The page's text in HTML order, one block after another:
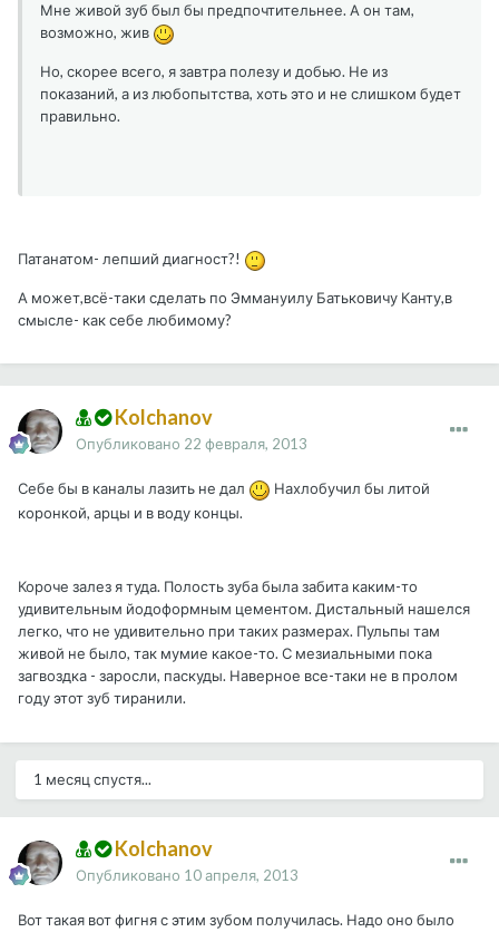
Мне живой зуб был бы предпочтительнее. А он там,
возможно, жив
Но, скорее всего, я завтра полезу и добью. Не из
показаний, а из любопытства, хоть это и не слишком будет
правильно.
Патанатом- лепший диагност?!
А может,всё-таки сделать по Эммануилу Батьковичу Канту,в
смысле- как себе любимому?
Kolchanov
Опубликовано 22 февраля, 2013
Себе бы в каналы лазить не дал
Нахлобучил бы литой
коронкой, арцы и в воду концы.
Короче залез я туда. Полость зуба была забита каким-то
удивительным йодоформным цементом. Дистальный нашелся
легко, что не удивительно при таких размерах. Пульпы там
живой не было, так мумие какое-то. С мезиальными пока
загвоздка - заросли, паскуды. Наверное все-таки не в пролом
году этот зуб тиранили.
1 месяц спустя...
Kolchanov
Опубликовано 10 апреля, 2013
Вот такая вот фигня с этим зубом получилась. Надо оно было